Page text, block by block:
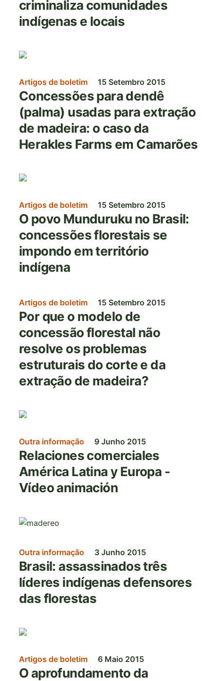
criminaliza comunidades
indígenas e locais
Imagem
Artigos de boletim 15 Setembro 2015
Concessões para dendê
(palma) usadas para extração
de madeira: o caso da
Herakles Farms em Camarões
Imagem
Artigos de boletim 15 Setembro 2015
O povo Munduruku no Brasil:
concessões florestais se
impondo em território
indígena
Artigos de boletim 15 Setembro 2015
Por que o modelo de
concessão florestal não
resolve os problemas
estruturais do corte e da
extração de madeira?
Imagem
Outra informação 9 Junho 2015
Relaciones comerciales
América Latina y Europa -
Vídeo animación
Imagem
Outra informação 3 Junho 2015
Brasil: assassinados três
líderes indígenas defensores
das florestas
Imagem
Artigos de boletim 6 Maio 2015
O aprofundamento da